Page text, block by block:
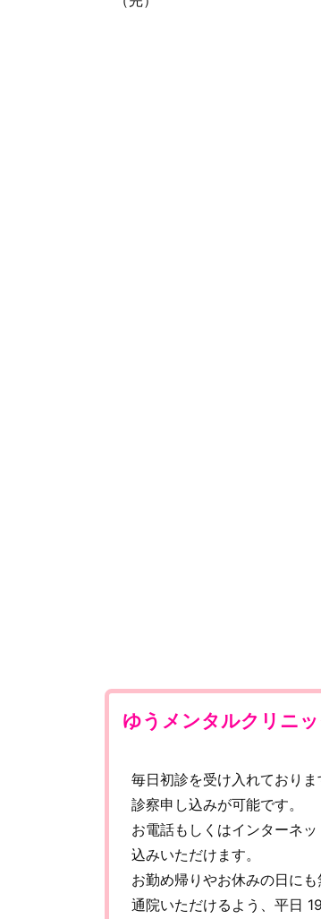
ゆうメンタルクリニ
毎日初診を受け入れており
診察申し込みが可能です。
お電話もしくはインターネッ
込みいただけます。
お勤め帰りやお休みの日に
通院いただけるよう、平日